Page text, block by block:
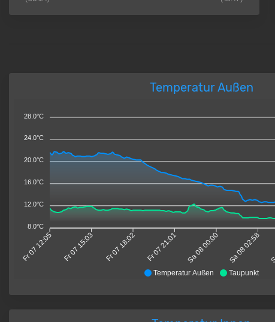
Temperatur Außen
Temperatur Außen Taupunkt
Fr 07 12:05 Fr 07 15:03 Fr 07 18:02 Fr 07 21:01 Sa 08 00:00 Sa 08 02:58
28.0°C
24.0°C
20.0°C
16.0°C
12.0°C
8.0°C